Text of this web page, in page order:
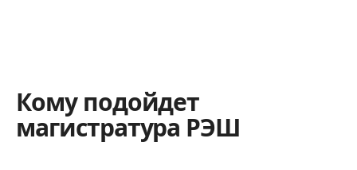
Кому подойдет
магистратура РЭШ